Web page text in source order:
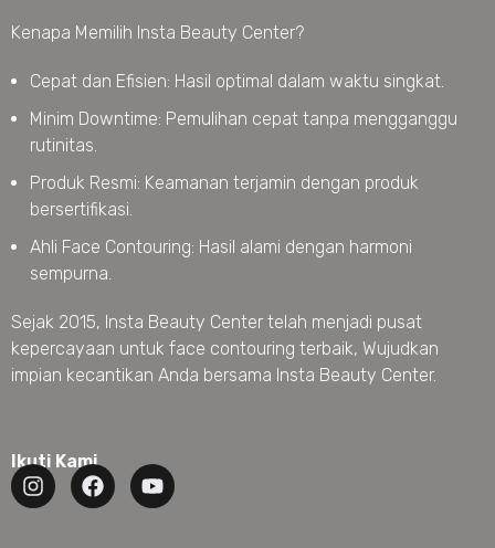
Kenapa Memilih Insta Beauty Center?
Cepat dan Efisien: Hasil optimal dalam waktu singkat.
Minim Downtime: Pemulihan cepat tanpa mengganggu
rutinitas.
Produk Resmi: Keamanan terjamin dengan produk
bersertifikasi.
Ahli Face Contouring: Hasil alami dengan harmoni
sempurna.
Sejak 2015, Insta Beauty Center telah menjadi pusat
kepercayaan untuk face contouring terbaik, Wujudkan
impian kecantikan Anda bersama Insta Beauty Center.
Ikuti Kami